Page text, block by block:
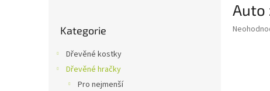
kategorie
Kategorie
Dřevěné kostky
Dřevěné hračky
Pro nejmenší
Auto
Průměrné